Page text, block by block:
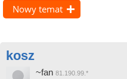
Nowy temat
kosz
~fan 81.190.99.*